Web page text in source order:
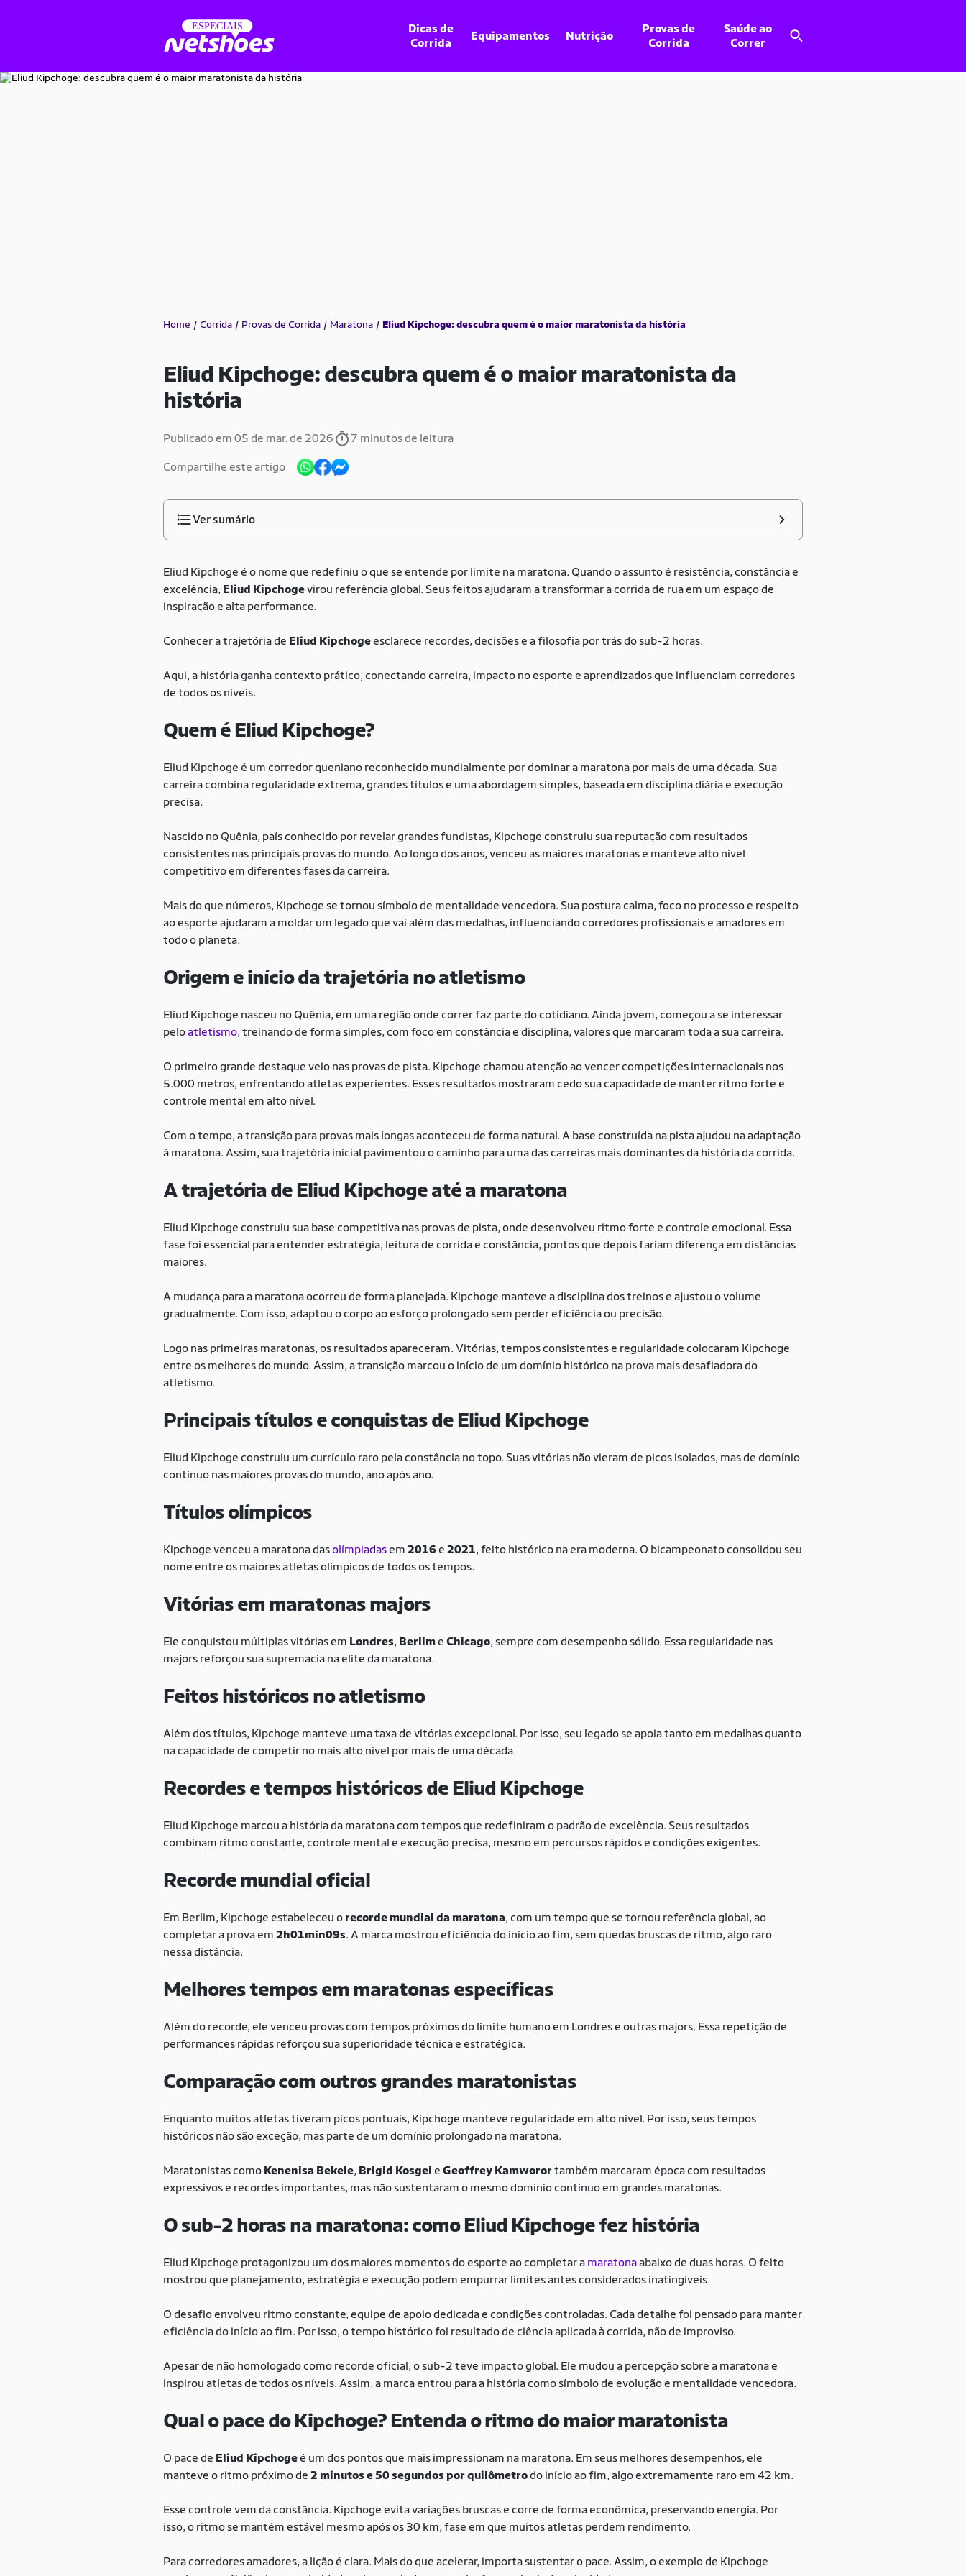
Dicas de
Corrida
Equipamentos Nutrição
Provas de
Corrida
Saúde ao
Correr
Eliud Kipchoge: descubra quem é o maior maratonista da
história
Publicado em 05 de mar. de 2026 7 minutos de leitura
Compartilhe este artigo
Ver sumário
Eliud Kipchoge é o nome que redefiniu o que se entende por limite na maratona. Quando o assunto é resistência, constância e
excelência, Eliud Kipchogevirou referência global. Seus feitos ajudaram a transformar a corrida de rua em um espaço de
inspiração e alta performance.
Conhecer a trajetória de Eliud Kipchogeesclarece recordes, decisões e a filosofia por trás do sub-2 horas.
Aqui, a história ganha contexto prático, conectando carreira, impacto no esporte e aprendizados que influenciam corredores
de todos os níveis.
Quem é Eliud Kipchoge?
Eliud Kipchoge é um corredor queniano reconhecido mundialmente por dominar a maratona por mais de uma década. Sua
carreira combina regularidade extrema, grandes títulos e uma abordagem simples, baseada em disciplina diária e execução
precisa.
Nascido no Quênia, país conhecido por revelar grandes fundistas, Kipchoge construiu sua reputação com resultados
consistentes nas principais provas do mundo. Ao longo dos anos, venceu as maiores maratonas e manteve alto nível
competitivo em diferentes fases da carreira.
Mais do que números, Kipchoge se tornou símbolo de mentalidade vencedora. Sua postura calma, foco no processo e respeito
ao esporte ajudaram a moldar um legado que vai além das medalhas, influenciando corredores profissionais e amadores em
todo o planeta.
Origem e início da trajetória no atletismo
Eliud Kipchoge nasceu no Quênia, em uma região onde correr faz parte do cotidiano. Ainda jovem, começou a se interessar
peloatletismo, treinando de forma simples, com foco em constância e disciplina, valores que marcaram toda a sua carreira.
O primeiro grande destaque veio nas provas de pista. Kipchoge chamou atenção ao vencer competições internacionais nos
5.000 metros, enfrentando atletas experientes. Esses resultados mostraram cedo sua capacidade de manter ritmo forte e
controle mental em alto nível.
Com o tempo, a transição para provas mais longas aconteceu de forma natural. A base construída na pista ajudou na adaptação
à maratona. Assim, sua trajetória inicial pavimentou o caminho para uma das carreiras mais dominantes da história da corrida.
A trajetória de Eliud Kipchoge até a maratona
Eliud Kipchoge construiu sua base competitiva nas provas de pista, onde desenvolveu ritmo forte e controle emocional. Essa
fase foi essencial para entender estratégia, leitura de corrida e constância, pontos que depois fariam diferença em distâncias
maiores.
A mudança para a maratona ocorreu de forma planejada. Kipchoge manteve a disciplina dos treinos e ajustou o volume
gradualmente. Com isso, adaptou o corpo ao esforço prolongado sem perder eficiência ou precisão.
Logo nas primeiras maratonas, os resultados apareceram. Vitórias, tempos consistentes e regularidade colocaram Kipchoge
entre os melhores do mundo. Assim, a transição marcou o início de um domínio histórico na prova mais desafiadora do
atletismo.
Principais títulos e conquistas de Eliud Kipchoge
Eliud Kipchoge construiu um currículo raro pela constância no topo. Suas vitórias não vieram de picos isolados, mas de domínio
contínuo nas maiores provas do mundo, ano após ano.
Títulos olímpicos
Kipchoge venceu a maratona dasolímpiadasem2016e2021, feito histórico na era moderna. O bicampeonato consolidou seu
nome entre os maiores atletas olímpicos de todos os tempos.
Vitórias em maratonas majors
Ele conquistou múltiplas vitórias em Londres, BerlimeChicago, sempre com desempenho sólido. Essa regularidade nas
majors reforçou sua supremacia na elite da maratona.
Feitos históricos no atletismo
Além dos títulos, Kipchoge manteve uma taxa de vitórias excepcional. Por isso, seu legado se apoia tanto em medalhas quanto
na capacidade de competir no mais alto nível por mais de uma década.
Recordes e tempos históricos de Eliud Kipchoge
Eliud Kipchoge marcou a história da maratona com tempos que redefiniram o padrão de excelência. Seus resultados
combinam ritmo constante, controle mental e execução precisa, mesmo em percursos rápidos e condições exigentes.
Recorde mundial oficial
Em Berlim, Kipchoge estabeleceu o recorde mundial da maratona, com um tempo que se tornou referência global, ao
completar a prova em2h01min09s. A marca mostrou eficiência do início ao fim, sem quedas bruscas de ritmo, algo raro
nessa distância.
Melhores tempos em maratonas específicas
Além do recorde, ele venceu provas com tempos próximos do limite humano em Londres e outras majors. Essa repetição de
performances rápidas reforçou sua superioridade técnica e estratégica.
Comparação com outros grandes maratonistas
Enquanto muitos atletas tiveram picos pontuais, Kipchoge manteve regularidade em alto nível. Por isso, seus tempos
históricos não são exceção, mas parte de um domínio prolongado na maratona.
Maratonistas como Kenenisa Bekele, Brigid Kosgei eGeoffrey Kamworortambém marcaram época com resultados
expressivos e recordes importantes, mas não sustentaram o mesmo domínio contínuo em grandes maratonas.
O sub-2 horas na maratona: como Eliud Kipchoge fez história
Eliud Kipchoge protagonizou um dos maiores momentos do esporte ao completar a maratonaabaixo de duas horas. O feito
mostrou que planejamento, estratégia e execução podem empurrar limites antes considerados inatingíveis.
O desafio envolveu ritmo constante, equipe de apoio dedicada e condições controladas. Cada detalhe foi pensado para manter
eficiência do início ao fim. Por isso, o tempo histórico foi resultado de ciência aplicada à corrida, não de improviso.
Apesar de não homologado como recorde oficial, o sub-2 teve impacto global. Ele mudou a percepção sobre a maratona e
inspirou atletas de todos os níveis. Assim, a marca entrou para a história como símbolo de evolução e mentalidade vencedora.
Qual o pace do Kipchoge? Entenda o ritmo do maior maratonista
O pace de Eliud Kipchogeé um dos pontos que mais impressionam na maratona. Em seus melhores desempenhos, ele
manteve o ritmo próximo de2 minutos e 50 segundos por quilômetrodo início ao fim, algo extremamente raro em 42 km.
Esse controle vem da constância. Kipchoge evita variações bruscas e corre de forma econômica, preservando energia. Por
isso, o ritmo se mantém estável mesmo após os 30 km, fase em que muitos atletas perdem rendimento.
Para corredores amadores, a lição é clara. Mais do que acelerar, importa sustentar o pace. Assim, o exemplo de Kipchoge
Home Corrida Provas de Corrida Maratona Eliud Kipchoge: descubra quem é o maior maratonista da história